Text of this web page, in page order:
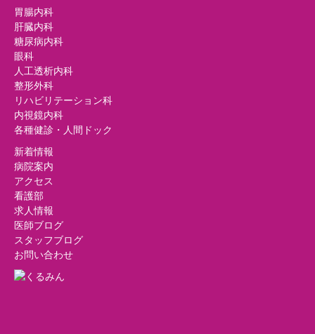
胃腸内科
肝臓内科
糖尿病内科
眼科
人工透析内科
整形外科
リハビリテーション科
内視鏡内科
各種健診・人間ドック
新着情報
病院案内
アクセス
看護部
求人情報
医師ブログ
スタッフブログ
お問い合わせ